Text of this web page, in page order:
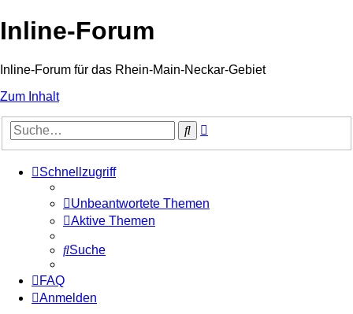
Inline-Forum
Inline-Forum für das Rhein-Main-Neckar-Gebiet
Zum Inhalt
Suche
Schnellzugriff
Unbeantwortete Themen
Aktive Themen
Suche
FAQ
Anmelden